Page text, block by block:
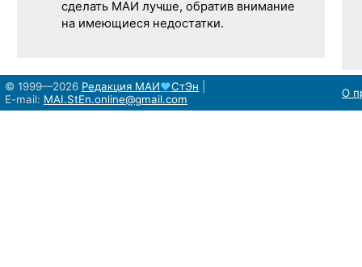
сделать МАИ лучше, обратив внимание
на имеющиеся недостатки.
© 1999—2026 Редакция МАИ♥СтЭн
E-mail: MAI.StEn.online@gmail.com О